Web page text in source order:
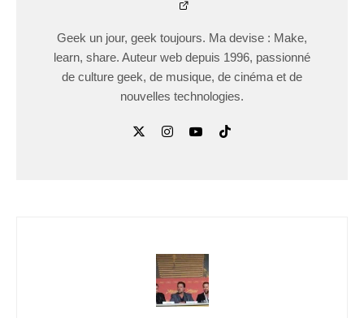
Geek un jour, geek toujours. Ma devise : Make,
learn, share. Auteur web depuis 1996, passionné
de culture geek, de musique, de cinéma et de
nouvelles technologies.